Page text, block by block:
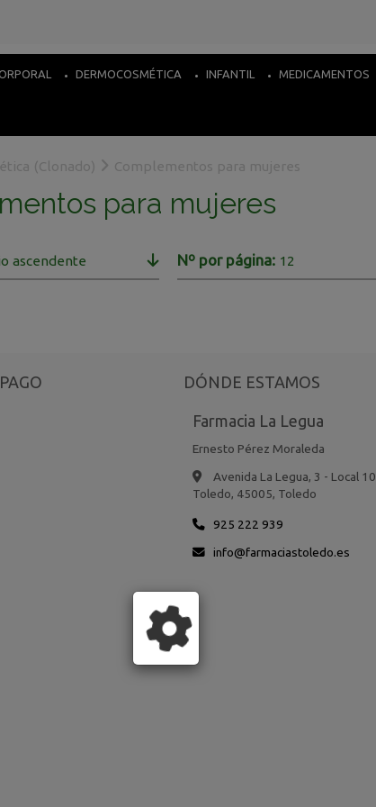
DERMOCOSMÉTICA INFANTIL MEDICAMENTOS
(Clonado) Complementos para mujeres
para mujeres
ascendente Nº por página: 12
DÓNDE ESTAMOS
Farmacia La Legua
Ernesto Pérez Moraleda
Avenida La Legua, 3 - Local 10
Toledo, 45005, Toledo
925 222 939
info
farmaciastoledo.es